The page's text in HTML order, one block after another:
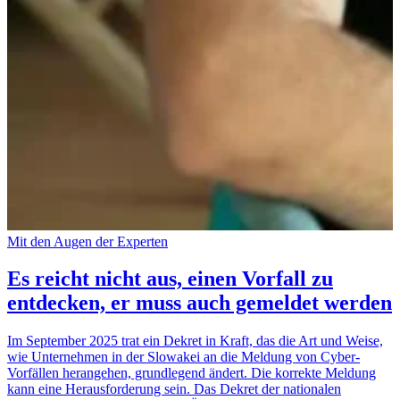
Mit den Augen der Experten
Es reicht nicht aus, einen Vorfall zu
entdecken, er muss auch gemeldet werden
Im September 2025 trat ein Dekret in Kraft, das die Art und Weise,
wie Unternehmen in der Slowakei an die Meldung von Cyber-
Vorfällen herangehen, grundlegend ändert. Die korrekte Meldung
kann eine Herausforderung sein. Das Dekret der nationalen